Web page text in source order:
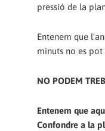
pressió de la
Entenem que
minuts no es
NO PODEM
Entenem que
Confondre a la